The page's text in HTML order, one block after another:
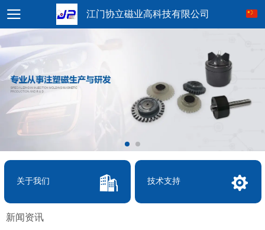
江门协立磁业高科技有限公司
关于我们 技术支持
新闻资讯